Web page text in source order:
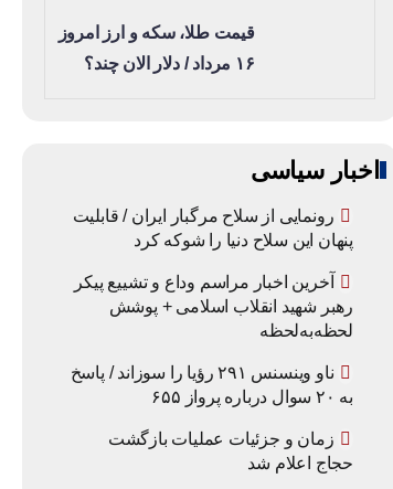
قیمت طلا، سکه و ارز امروز
۱۶ مرداد / دلار الان چند؟
اخبار سیاسی
رونمایی از سلاح مرگبار ایران / قابلیت
پنهان این سلاح دنیا را شوکه کرد
آخرین اخبار مراسم وداع و تشییع پیکر
رهبر شهید انقلاب اسلامی + پوشش
لحظه‌به‌لحظه
ناو وینسنس ۲۹۱ رؤیا را سوزاند / پاسخ
به ۲۰ سوال درباره پرواز ۶۵۵
زمان و جزئیات عملیات بازگشت
حجاج اعلام شد